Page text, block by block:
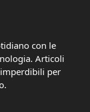
con le
Articoli
per